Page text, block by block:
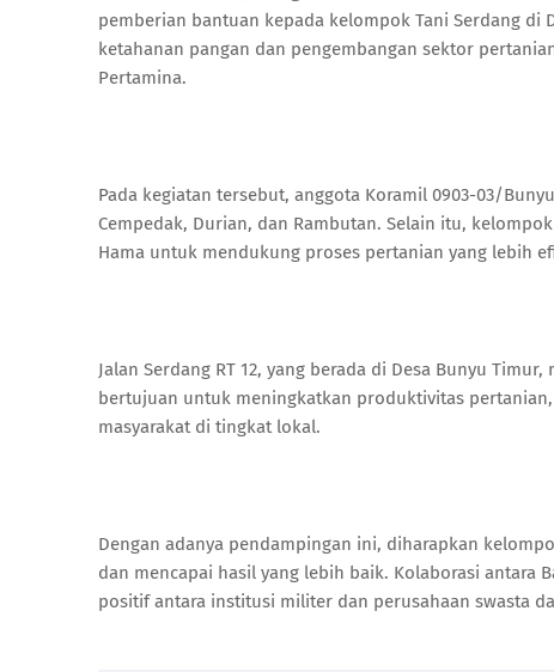
pemberian bantuan kepada kelompok Tani Serdang di
ketahanan pangan dan pengembangan sektor
Pertamina.
Pada kegiatan tersebut, anggota Koramil 0903-03/
Cempedak, Durian, dan Rambutan. Selain itu,
Hama untuk mendukung proses pertanian yang lebih
Jalan Serdang RT 12, yang berada di Desa Bunyu
bertujuan untuk meningkatkan produktivitas
masyarakat di tingkat lokal.
Dengan adanya pendampingan ini, diharapkan
dan mencapai hasil yang lebih baik. Kolaborasi antara
positif antara institusi militer dan perusahaan swasta